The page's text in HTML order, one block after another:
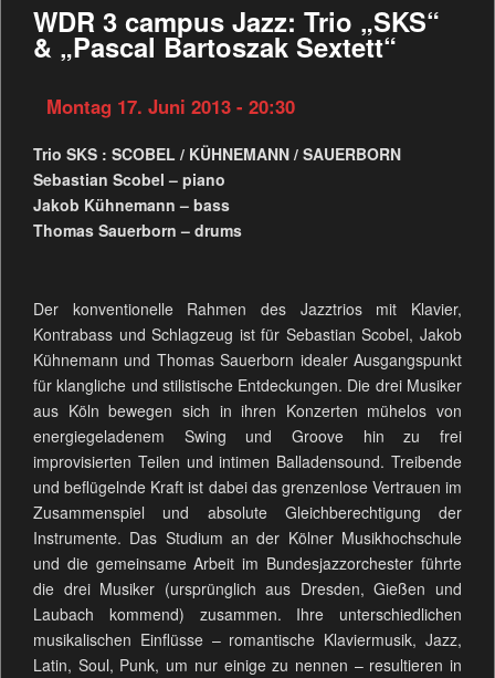
WDR 3 campus Jazz: Trio „SKS“
& „Pascal Bartoszak Sextett“
Montag 17. Juni 2013 - 20:30
Trio SKS : SCOBEL / KÜHNEMANN / SAUERBORN
Sebastian Scobel – piano
Jakob Kühnemann – bass
Thomas Sauerborn – drums
Der konventionelle Rahmen des Jazztrios mit Klavier,
Kontrabass und Schlagzeug ist für Sebastian Scobel, Jakob
Kühnemann und Thomas Sauerborn idealer Ausgangspunkt
für klangliche und stilistische Entdeckungen. Die drei Musiker
aus Köln bewegen sich in ihren Konzerten mühelos von
energiegeladenem Swing und Groove hin zu frei
improvisierten Teilen und intimen Balladensound. Treibende
und beflügelnde Kraft ist dabei das grenzenlose Vertrauen im
Zusammenspiel und absolute Gleichberechtigung der
Instrumente. Das Studium an der Kölner Musikhochschule
und die gemeinsame Arbeit im Bundesjazzorchester führte
die drei Musiker (ursprünglich aus Dresden, Gießen und
Laubach kommend) zusammen. Ihre unterschiedlichen
musikalischen Einflüsse – romantische Klaviermusik, Jazz,
Latin, Soul, Punk, um nur einige zu nennen – resultieren in